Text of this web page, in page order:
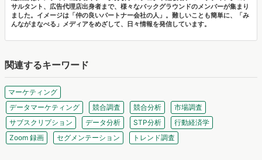
サルタント、広告代理店出身者まで、様々なバックグラウンドのメンバーが集まり
ました。イメージは「仲の良いパートナー会社の人」。難しいことも簡単に、「み
んながまなべる」メディアをめざして、日々情報を発信しています。
関連するキーワード
マーケティング
データマーケティング
競合調査 競合分析
市場調査
サブスクリプション
データ分析 STP分析
行動経済学
Zoom 録画
セグメンテーション トレンド調査